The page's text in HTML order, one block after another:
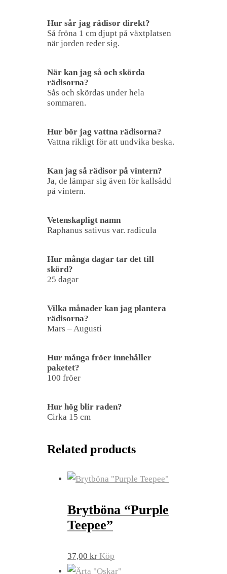
Hur sår jag rädisor direkt?
Så fröna 1 cm djupt på växtplatsen
när jorden reder sig.
När kan jag så och skörda
rädisorna?
Sås och skördas under hela
sommaren.
Hur bör jag vattna rädisorna?
Vattna rikligt för att undvika beska.
Kan jag så rädisor på vintern?
Ja, de lämpar sig även för kallsådd
på vintern.
Vetenskapligt namn
Raphanus sativus var. radicula
Hur många dagar tar det till
skörd?
25 dagar
Vilka månader kan jag plantera
rädisorna?
Mars – Augusti
Hur många fröer innehåller
paketet?
100 fröer
Hur hög blir raden?
Cirka 15 cm
Related products
Brytböna “Purple
Teepee”
37,00 kr Köp